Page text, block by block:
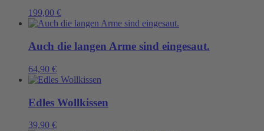
199,00 €
Auch die langen Arme sind eingesaut.
64,90 €
Edles Wollkissen
39,90 €